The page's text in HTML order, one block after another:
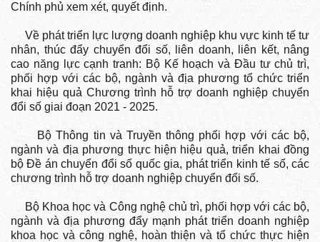
Chính phủ xem xét, quyết định.
Về phát triển lực lượng doanh nghiệp khu vực kinh tế tư
nhân, thúc đẩy chuyển đổi số, liên doanh, liên kết, nâng
cao năng lực cạnh tranh: Bộ Kế hoạch và Đầu tư chủ trì,
phối hợp với các bộ, ngành và địa phương tổ chức triển
khai hiệu quả Chương trình hỗ trợ doanh nghiệp chuyển
đổi số giai đoạn 2021 - 2025.
Bộ Thông tin và Truyền thông phối hợp với các bộ,
ngành và địa phương thực hiện hiệu quả, triển khai đồng
bộ Đề án chuyển đổi số quốc gia, phát triển kinh tế số, các
chương trình hỗ trợ doanh nghiệp chuyển đổi số.
Bộ Khoa học và Công nghệ chủ trì, phối hợp với các bộ,
ngành và địa phương đẩy mạnh phát triển doanh nghiệp
khoa học và công nghệ, hoàn thiện và tổ chức thực hiện